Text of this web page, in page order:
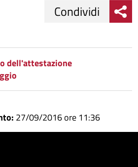
Condividi
Whatsapp
Facebook
Condividi
su
Condividi
Google
su
Condividi
dell'attestazione
27/09/2016 ore 11:36